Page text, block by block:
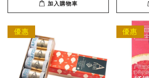
加入購物車
優惠 優惠